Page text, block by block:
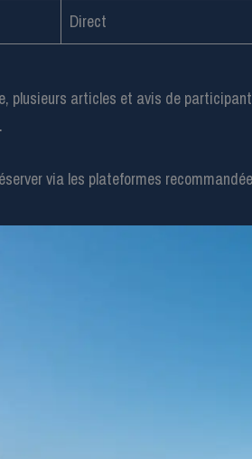
Direct
plusieurs articles et avis de
.
via les plateformes